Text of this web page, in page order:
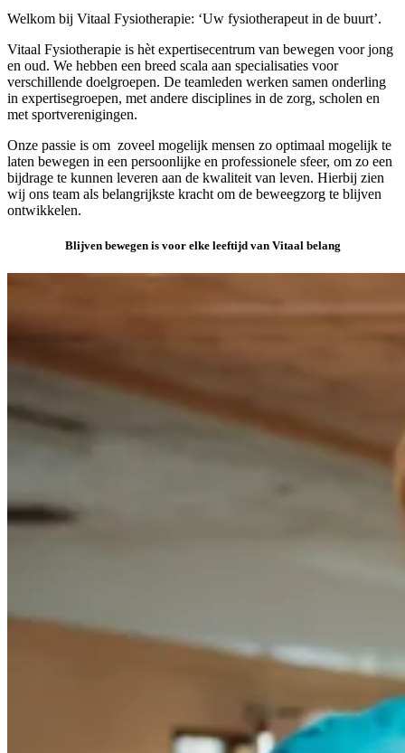
Welkom bij Vitaal Fysiotherapie: ‘Uw fysiotherapeut in de buurt’.
Vitaal Fysiotherapie is hèt expertisecentrum van bewegen voor jong
en oud. We hebben een breed scala aan specialisaties voor
verschillende doelgroepen. De teamleden werken samen onderling
in expertisegroepen, met andere disciplines in de zorg, scholen en
met sportverenigingen.
Onze passie is om zoveel mogelijk mensen zo optimaal mogelijk te
laten bewegen in een persoonlijke en professionele sfeer, om zo een
bijdrage te kunnen leveren aan de kwaliteit van leven. Hierbij zien
wij ons team als belangrijkste kracht om de beweegzorg te blijven
ontwikkelen.
Blijven bewegen is voor elke leeftijd van Vitaal belang